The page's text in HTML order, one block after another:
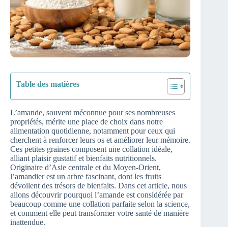
Table des matières
L’amande, souvent méconnue pour ses nombreuses
propriétés, mérite une place de choix dans notre
alimentation quotidienne, notamment pour ceux qui
cherchent à renforcer leurs os et améliorer leur mémoire.
Ces petites graines composent une collation idéale,
alliant plaisir gustatif et bienfaits nutritionnels.
Originaire d’Asie centrale et du Moyen-Orient,
l’amandier est un arbre fascinant, dont les fruits
dévoilent des trésors de bienfaits. Dans cet article, nous
allons découvrir pourquoi l’amande est considérée par
beaucoup comme une collation parfaite selon la science,
et comment elle peut transformer votre santé de manière
inattendue.